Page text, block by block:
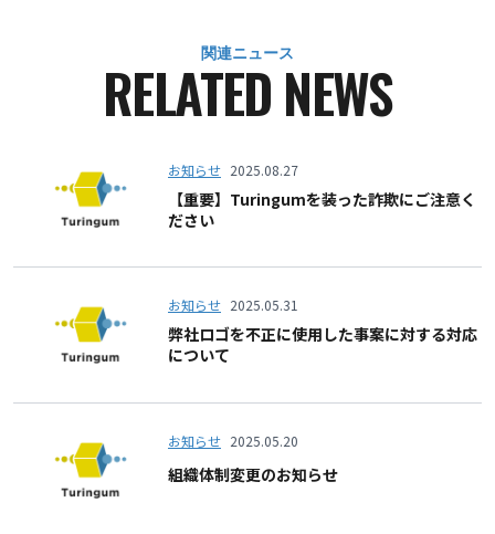
関連ニュース
RELATED NEWS
お知らせ 2025.08.27
【重要】Turingumを装った詐欺にご注意く
ださい
お知らせ 2025.05.31
弊社ロゴを不正に使用した事案に対する対応
について
お知らせ 2025.05.20
組織体制変更のお知らせ